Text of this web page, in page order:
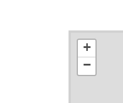
horizontal de
de
+
−